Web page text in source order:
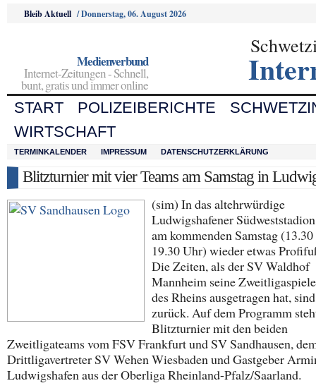
Bleib Aktuell /Donnerstag, 06. August 2026
Medienverbund
Internet-Zeitungen - Schnell,
bunt, gratis und immer online
START POLIZEIBERICHTE
WIRTSCHAFT
TERMINKALENDER IMPRESSUM DATENSCHUTZERKLÄRUNG
Blitzturnier mit vier Teams am Samstag in
(sim) In das altehrwürdige
Ludwigshafener
am kommenden Samstag
19.30 Uhr) wieder etwas
Die Zeiten, als der SV Waldhof
Mannheim seine
des Rheins ausgetragen hat,
zurück. Auf dem Programm
Blitzturnier mit den beiden
Zweitligateams vom FSV Frankfurt und SV Sandhausen,
Drittligavertreter SV Wehen Wiesbaden und Gastgeber
Ludwigshafen aus der Oberliga Rheinland-Pfalz/Saarland.